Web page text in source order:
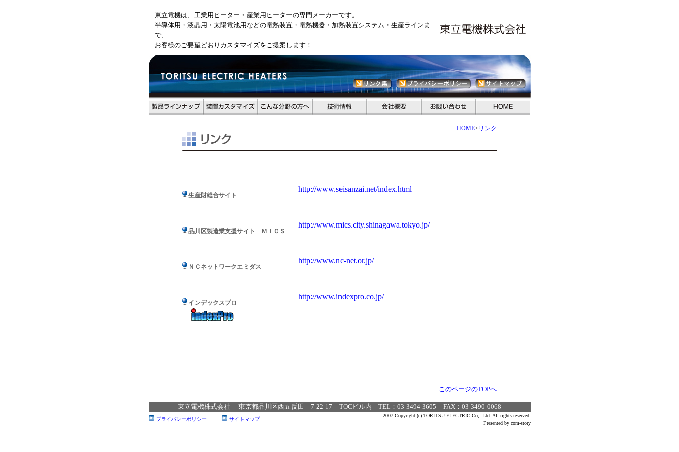
東立電機は、工業用ヒーター・産業用ヒーターの専門メーカーです。
半導体用・液晶用・太陽電池用などの電熱装置・電熱機器・加熱装置システム・生産ラインま
で、
お客様のご要望どおりカスタマイズをご提案します！
HOME> リンク
生産財総合サイト
http://www.seisanzai.net/index.html
品川区製造業支援サイト ＭＩＣＳ
http://www.mics.city.shinagawa.tokyo.jp/
ＮＣネットワークエミダス
http://www.nc-net.or.jp/
インデックスプロ
http://www.indexpro.co.jp/
このページのTOPへ
東立電機株式会社 東京都品川区西五反田 7‐22‐17 TOCビル内 TEL：03-3494-3605 FAX：03-3490-0068
プライバシーポリシー サイトマップ
2007 Copyright (c) TORITSU ELECTRIC Co,. Ltd. All rights reserved.
Presented by com-story